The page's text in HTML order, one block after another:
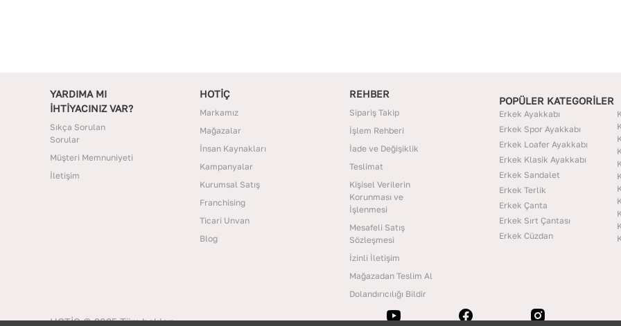
YARDIMA MI
İHTİYACINIZ VAR?
Sıkça Sorulan
Sorular
Müşteri Memnuniyeti
İletişim
HOTİÇ
Markamız
Mağazalar
İnsan Kaynakları
Kampanyalar
Kurumsal Satış
Franchising
Ticari Unvan
Blog
REHBER
Sipariş Takip
İşlem Rehberi
İade ve Değişiklik
Teslimat
Kişisel Verilerin
Korunması ve
İşlenmesi
Mesafeli Satış
Sözleşmesi
İzinli İletişim
Mağazadan Teslim Al
Dolandırıcılığı Bildir
POPÜLER KATEGORİLER
Erkek Ayakkabı
Erkek Spor Ayakkabı
Erkek Loafer Ayakkabı
Erkek Klasik Ayakkabı
Erkek Sandalet
Erkek Terlik
Erkek Çanta
Erkek Sırt Çantası
Erkek Cüzdan
HOTİÇ © 2025 Tüm hakları